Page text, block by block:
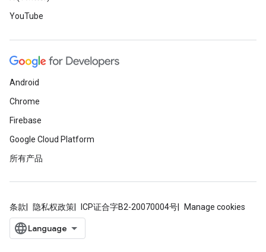
YouTube
Android
Chrome
Firebase
Google Cloud Platform
所有产品
条款 隐私权政策 ICP证合字B2-20070004号 Manage cookies